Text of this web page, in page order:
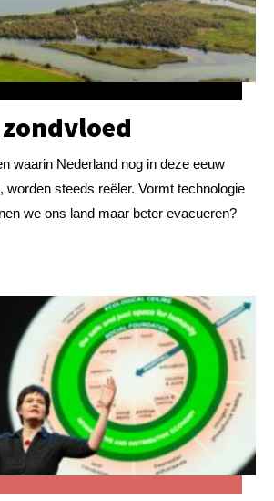
zondvloed
waarin Nederland nog in deze eeuw
worden steeds reëler. Vormt technologie
we ons land maar beter evacueren?